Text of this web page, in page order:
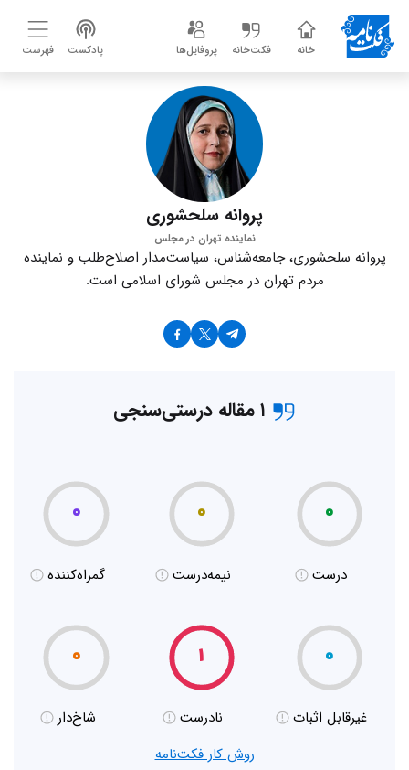
خانه فکت‌خانه پروفایل‌ها پادکست فهرست
پروانه سلحشوری
نماینده تهران در مجلس
پروانه سلحشوری، جامعه‌شناس، سیاست‌مدار اصلاح‌طلب و نماینده
مردم تهران در مجلس شورای اسلامی است.
۱ مقاله درستی‌سنجی
۰
درست
۰
نیمه‌درست
۰
گمراه‌کننده
۰
غیر‌قابل اثبات
۱
نادرست
۰
شاخ‌دار
روش کار فکت‌نامه